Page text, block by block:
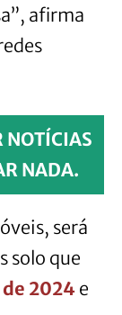
afirma
NOTÍCIAS
NADA.
será
solo que
2024 e